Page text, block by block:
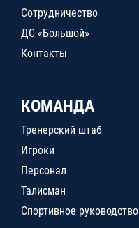
Сотрудничество
ДС «Большой»
Контакты
КОМАНДА
Тренерский штаб
Игроки
Персонал
Талисман
Спортивное руководство